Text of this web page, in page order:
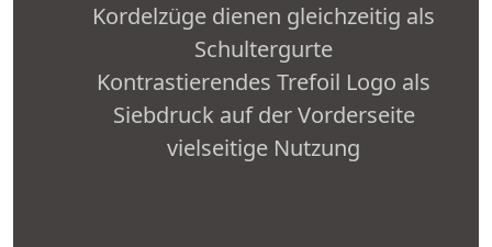
Kordelzüge dienen gleichzeitig als
Schultergurte
Kontrastierendes Trefoil Logo als
Siebdruck auf der Vorderseite
vielseitige Nutzung